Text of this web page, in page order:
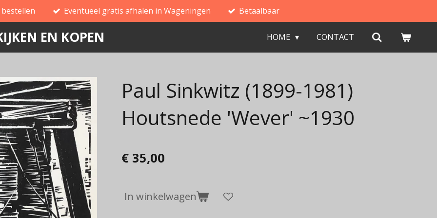
Eventueel gratis afhalen in Wageningen Betaalbaar
EN KOPEN HOME CONTACT
Paul Sinkwitz (1899-1981)
Houtsnede 'Wever' ~1930
€ 35,00
In winkelwagen